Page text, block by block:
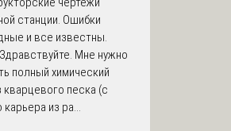
станции. Ошибки
и все известны.
Здравствуйте. Мне нужно
полный химический
кварцевого песка (с
карьера из ра...